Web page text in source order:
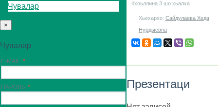
Чувалар
×
Чувалар
E-MAIL
ПАРОЛЬ
Кхоьллина 3 шо хьалха
Хьехархо: Сайдулаева Хеда
Нурдыевна
Презентаци